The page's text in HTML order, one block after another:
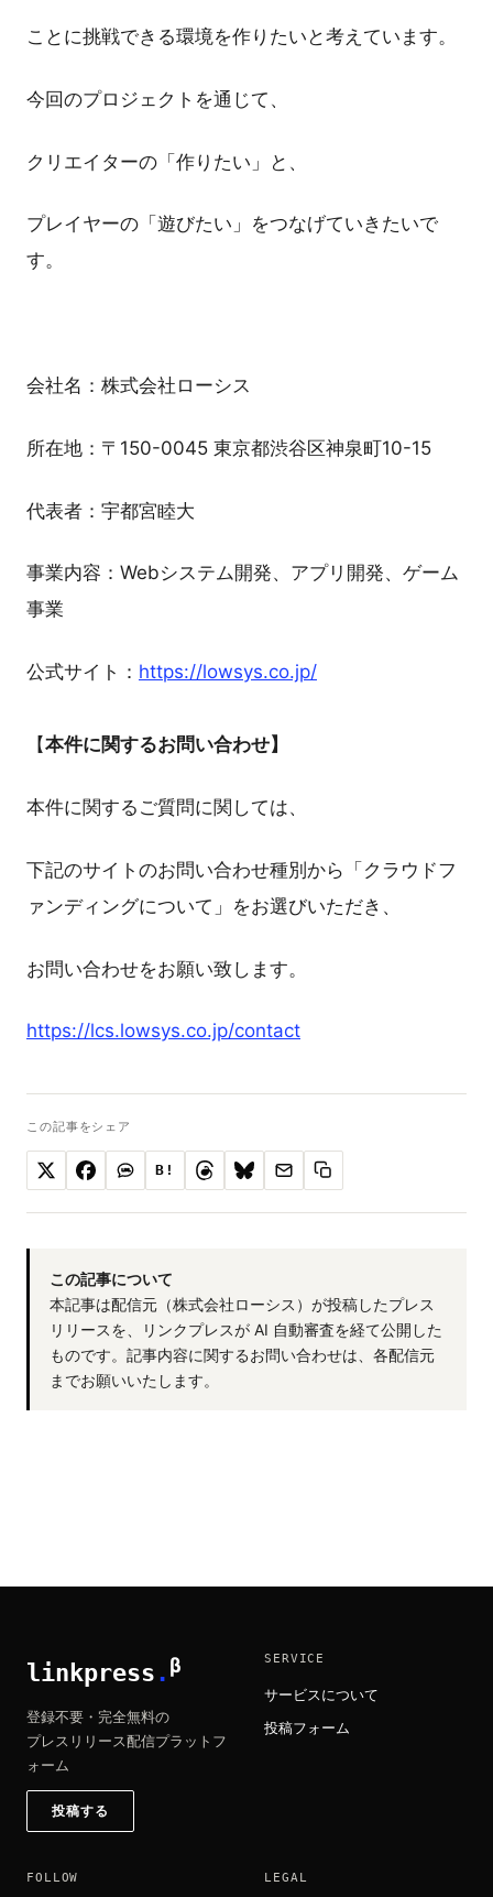
ことに挑戦できる環境を作りたいと考えています。
今回のプロジェクトを通じて、
クリエイターの「作りたい」と、
プレイヤーの「遊びたい」をつなげていきたいで
す。
会社名：株式会社ローシス
所在地：〒150-0045 東京都渋谷区神泉町10-15
代表者：宇都宮睦大
事業内容：Webシステム開発、アプリ開発、ゲーム
事業
公式サイト： https://lowsys.co.jp/
【本件に関するお問い合わせ】
本件に関するご質問に関しては、
下記のサイトのお問い合わせ種別から「クラウドフ
ァンディングについて」をお選びいただき、
お問い合わせをお願い致します。
https://lcs.lowsys.co.jp/contact
この記事をシェア
B!
この記事について
本記事は配信元（株式会社ローシス）が投稿したプレス
リリースを、リンクプレスが AI 自動審査を経て公開した
ものです。記事内容に関するお問い合わせは、各配信元
までお願いいたします。
linkpress . β
登録不要・完全無料の
プレスリリース配信プラットフ
ォーム
投稿する
SERVICE
サービスについて
投稿フォーム
FOLLOW LEGAL